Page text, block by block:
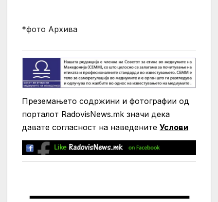
*фото Архива
Преземањето содржини и фотографии од
порталот RadovisNews.mk значи дека
давате согласност на нaведените Услови